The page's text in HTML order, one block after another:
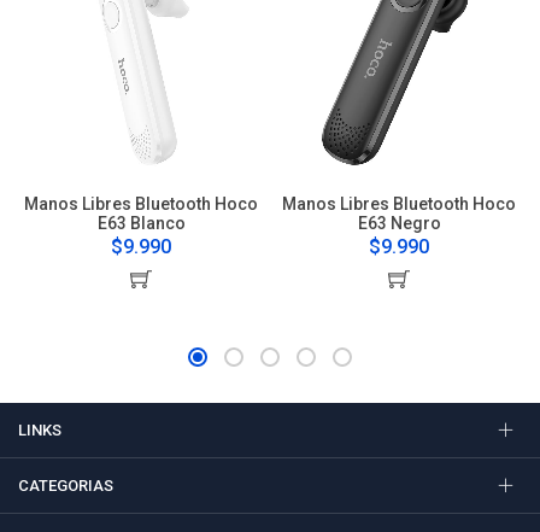
Manos Libres Bluetooth Hoco
E63 Blanco
$9.990
Manos Libres Bluetooth Hoco
E63 Negro
$9.990
LINKS
CATEGORIAS